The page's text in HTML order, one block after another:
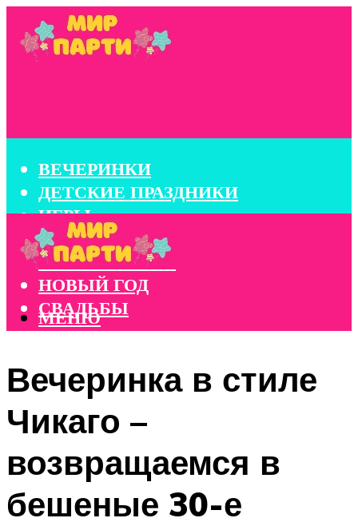
ВЕЧЕРИНКИ
ДЕТСКИЕ ПРАЗДНИКИ
ИГРЫ
КОНКУРСЫ
КОРПОРАТИВЫ
НОВЫЙ ГОД
СВАДЬБЫ
МЕНЮ
Вечеринка в стиле
Чикаго –
возвращаемся в
бешеные 30-е